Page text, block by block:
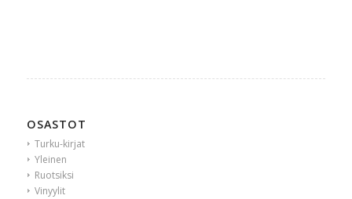
OSASTOT
Turku-kirjat
Yleinen
Ruotsiksi
Vinyylit